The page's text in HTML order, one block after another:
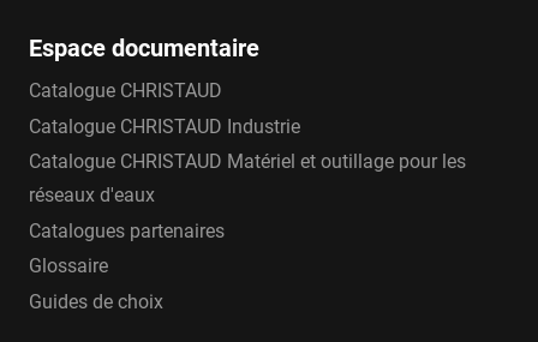
Espace documentaire
Catalogue CHRISTAUD
Catalogue CHRISTAUD Industrie
Catalogue CHRISTAUD Matériel et outillage pour les
réseaux d'eaux
Catalogues partenaires
Glossaire
Guides de choix